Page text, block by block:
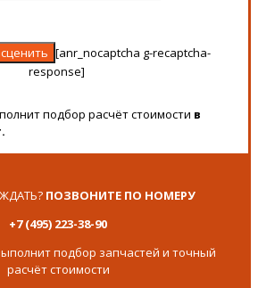
[anr_nocaptcha g-recaptcha-
response]
подбор расчёт стоимости в
ПОЗВОНИТЕ ПО НОМЕРУ
+7 (495) 223-38-90
подбор запчастей и точный
расчёт стоимости